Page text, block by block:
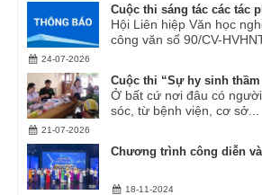
Cuộc thi sáng tác các tác
Hội Liên hiệp Văn học
công văn số 90/CV-
24-07-2026
Cuộc thi “Sự hy sinh
Ở bất cứ nơi đâu có
sóc, từ bệnh viện, cơ sở...
21-07-2026
Chương trình công diễn
18-11-2024